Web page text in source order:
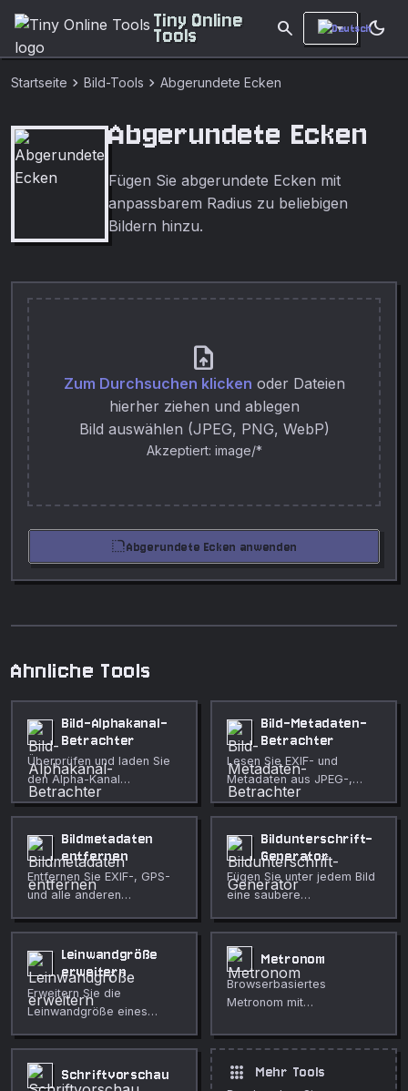
Tiny Online
Tools search dark_mode
Startseite chevron_right Bild-Tools chevron_right Abgerundete Ecken
Abgerundete Ecken
Fügen Sie abgerundete Ecken mit
anpassbarem Radius zu beliebigen
Bildern hinzu.
upload_file
Zum Durchsuchen klicken oder Dateien
hierher ziehen und ablegen
Bild auswählen (JPEG, PNG, WebP)
Akzeptiert: image/*
rounded_cornerAbgerundete Ecken anwenden
Ahnliche Tools
Bild-Alphakanal-
Betrachter
Überprüfen und laden Sie
den Alpha-Kanal
(Transparenz) eines
beliebigen Bildes als
Graustufenmaske herunter.
Vollständig privat, läuft in
Ihrem Browser.
Bild-Metadaten-
Betrachter
Lesen Sie EXIF- und
Metadaten aus JPEG-,
PNG- und WebP-Bildern
einschliesslich GPS-
Koordinaten.
Bildmetadaten
entfernen
Entfernen Sie EXIF-, GPS-
und alle anderen
Ihre Privatsphaere zu
schuetzen.
Bildunterschrift-
Generator
Fügen Sie unter jedem Bild
eine saubere
Größe, Farbe und
Polsterung einstellbar.
Leinwandgröße
erweitern
Erweitern Sie die
Leinwandgröße eines
Seite Abstände hinzufügen.
Einfarbige oder
transparente Füllung.
Metronom
Browserbasiertes
Metronom mit
Taktart. Ideal zum Üben
Installation erforderlich.
Schriftvorschau apps Mehr Tools